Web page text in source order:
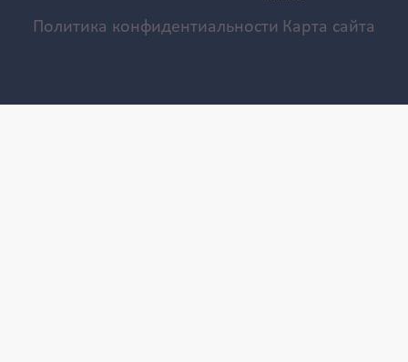
Политика конфидентиальности Карта сайта